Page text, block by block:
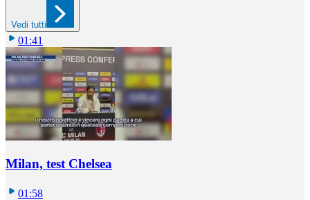
Vedi tutti
01:41
Milan, test Chelsea
01:58